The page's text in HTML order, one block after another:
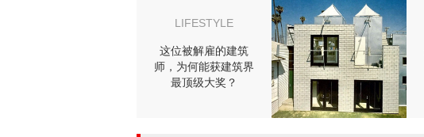
LIFESTYLE
这位被解雇的建筑
师，为何能获建筑界
最顶级大奖？